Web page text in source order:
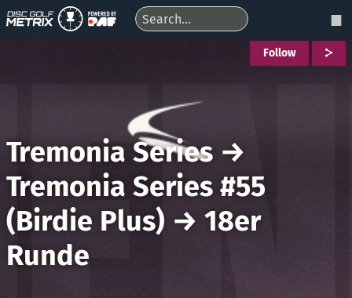
Follow
Tremonia Series →
Tremonia Series #55
(Birdie Plus) → 18er
Runde